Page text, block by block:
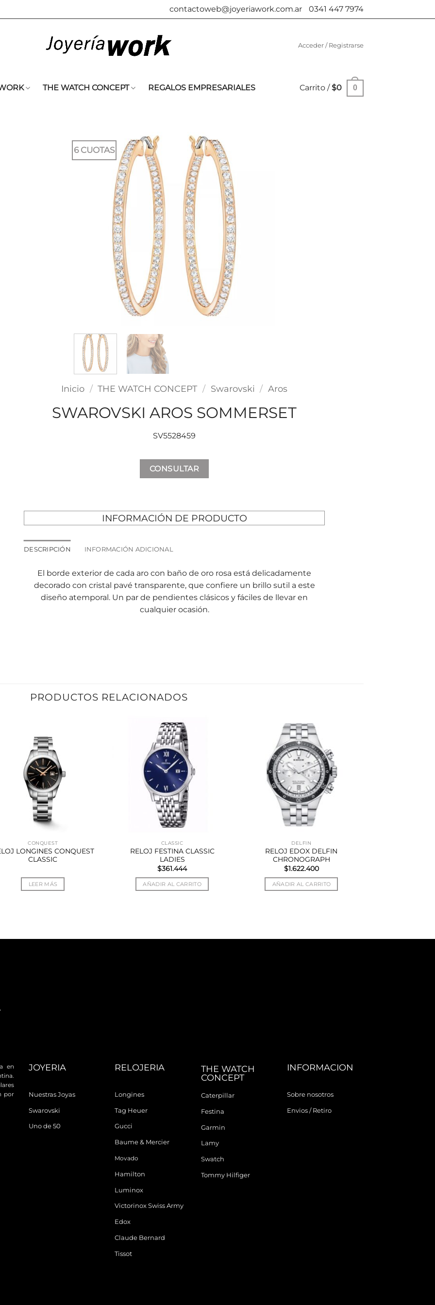
contactoweb@joyeriawork.com.ar 0341 447 7974
Acceder / Registrarse
THE WATCH CONCEPT REGALOS EMPRESARIALES Carrito /$0 0
6 CUOTAS
Inicio / THE WATCH CONCEPT / Swarovski / Aros
SWAROVSKI AROS SOMMERSET
SV5528459
CONSULTAR
INFORMACIÓN DE PRODUCTO
DESCRIPCIÓN INFORMACIÓN ADICIONAL
El borde exterior de cada aro con baño de oro rosa está delicadamente
decorado con cristal pavé transparente, que confiere un brillo sutil a este
diseño atemporal. Un par de pendientes clásicos y fáciles de llevar en
cualquier ocasión.
PRODUCTOS RELACIONADOS
CONQUEST
LONGINES CONQUEST
CLASSIC
LEER MÁS
CLASSIC
RELOJ FESTINA CLASSIC
LADIES
$361.444
AÑADIR AL CARRITO
DELFIN
RELOJ EDOX DELFIN
CHRONOGRAPH
$1.622.400
AÑADIR AL CARRITO
en
por
JOYERIA
Nuestras Joyas
Swarovski
Uno de 50
RELOJERIA
Longines
Tag Heuer
Gucci
Baume & Mercier
Movado
Hamilton
Luminox
Victorinox Swiss Army
Edox
Claude Bernard
Tissot
THE WATCH
CONCEPT
Caterpillar
Festina
Garmin
Lamy
Swatch
Tommy Hilfiger
INFORMACION
Sobre nosotros
Envios / Retiro